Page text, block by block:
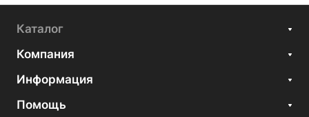
Каталог
Компания
Информация
Помощь